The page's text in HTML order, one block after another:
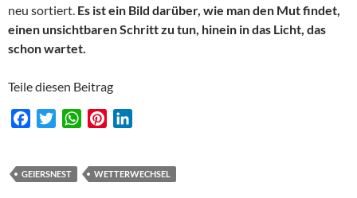
neu sortiert. Es ist ein Bild darüber, wie man den Mut findet,
einen unsichtbaren Schritt zu tun, hinein in das Licht, das
schon wartet.
Teile diesen Beitrag
e
t
W
t
t
k
GEIERSNEST WETTERWECHSEL